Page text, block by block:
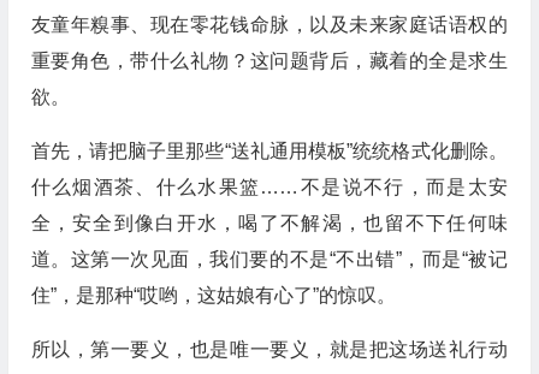
友童年糗事、现在零花钱命脉，以及未来家庭话语权的
重要角色，带什么礼物？这问题背后，藏着的全是求生
欲。
首先，请把脑子里那些“送礼通用模板”统统格式化删除。
什么烟酒茶、什么水果篮……不是说不行，而是太安
全，安全到像白开水，喝了不解渴，也留不下任何味
道。这第一次见面，我们要的不是“不出错”，而是“被记
住”，是那种“哎哟，这姑娘有心了”的惊叹。
所以，第一要义，也是唯一要义，就是把这场送礼行动